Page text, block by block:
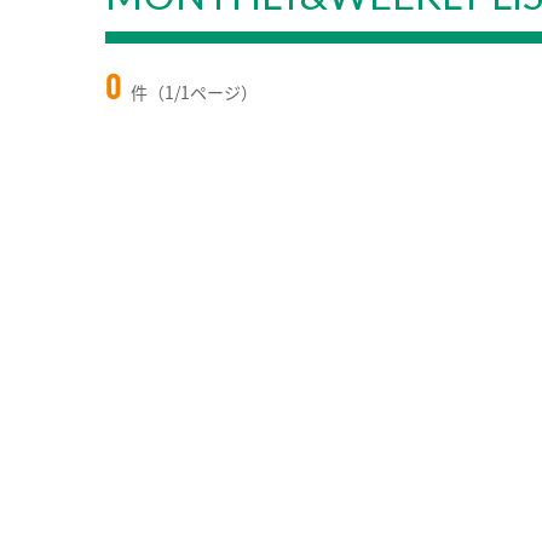
0 件（1/1ページ）